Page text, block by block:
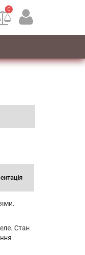
0
Стан